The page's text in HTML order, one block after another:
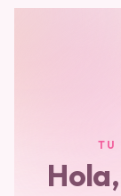
TU